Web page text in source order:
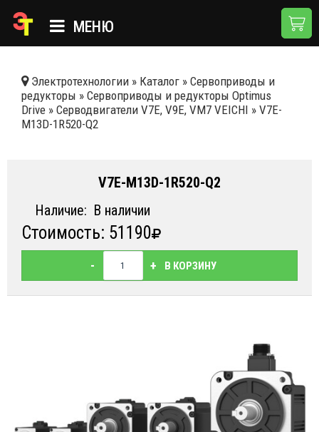
МЕНЮ
КАТАЛОГ
О КОМПАНИИ
НОВОСТИ
ДОСТАВКА И ОПЛАТА
КОНТАКТЫ
Электротехнологии » Каталог » Сервоприводы и
редукторы » Сервоприводы и редукторы Optimus
Drive » Серводвигатели V7E, V9E, VM7 VEICHI » V7E-
M13D-1R520-Q2
V7E-M13D-1R520-Q2
Наличие: В наличии
Стоимость: 51190
- + В КОРЗИНУ